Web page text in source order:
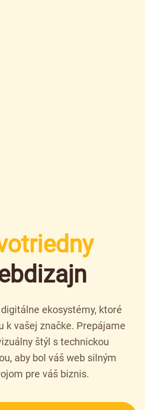
ekosystémy, ktoré
k vašej značke. Prepájame
štýl s technickou
aby bol váš web silným
pre váš biznis.